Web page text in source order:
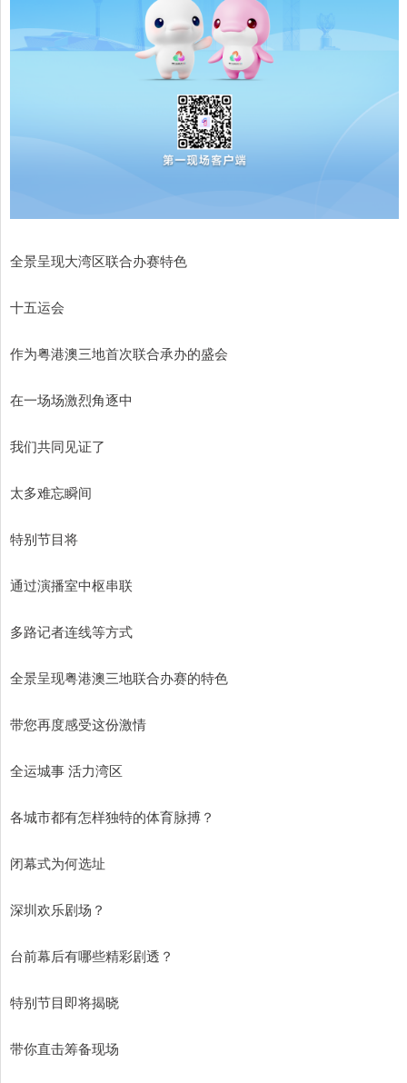
全景呈现大湾区联合办赛特色
十五运会
作为粤港澳三地首次联合承办的盛会
在一场场激烈角逐中
我们共同见证了
太多难忘瞬间
特别节目将
通过演播室中枢串联
多路记者连线等方式
全景呈现粤港澳三地联合办赛的特色
带您再度感受这份激情
全运城事 活力湾区
各城市都有怎样独特的体育脉搏？
闭幕式为何选址
深圳欢乐剧场？
台前幕后有哪些精彩剧透？
特别节目即将揭晓
带你直击筹备现场